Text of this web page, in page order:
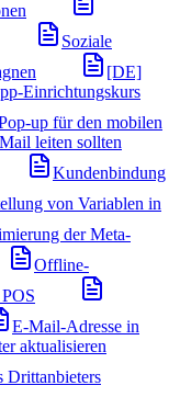
Soziale
[DE]
Einrichtungskurs
up für den mobilen
leiten sollten
Kundenbindung
von Variablen in
der Meta-
Offline-
E-Mail-Adresse in
aktualisieren
Drittanbieters